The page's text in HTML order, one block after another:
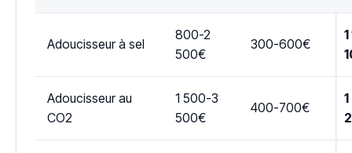
Adoucisseur à sel
800-2
500€
300-600€
Adoucisseur au
CO2
1 500-3
500€
400-700€